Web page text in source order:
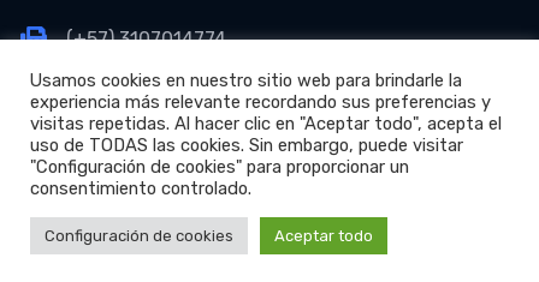
(+57) 3107014774
Copyright © 2026 Microlink S.A.S.
+
Usamos cookies en nuestro sitio web para brindarle la
experiencia más relevante recordando sus preferencias y
visitas repetidas. Al hacer clic en "Aceptar todo", acepta el
uso de TODAS las cookies. Sin embargo, puede visitar
"Configuración de cookies" para proporcionar un
consentimiento controlado.
Configuración de cookies Aceptar todo